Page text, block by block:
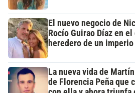
El nuevo negocio de
Rocío Guirao Díaz en
heredero de un
La nueva vida de
de Florencia Peña que